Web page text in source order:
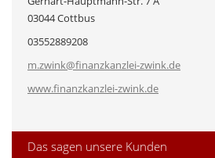
03044 Cottbus
03552889208
m.zwink@finanzkanzlei-zwink.de
www.finanzkanzlei-zwink.de
Das sagen unsere Kunden